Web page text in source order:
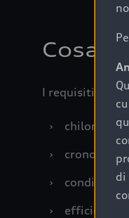
Cosa
I requisiti
›
›
cronologia
›
condizioni
›
efficienza
di